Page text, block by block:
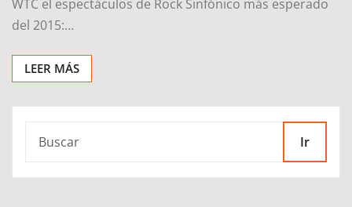
WTC el espectáculos de Rock Sinfónico más esperado
del 2015:…
LEER MÁS
Ir